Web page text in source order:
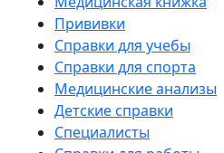
Прививки
Справки для учебы
Справки для спорта
Медицинские анализы
Детские справки
Специалисты